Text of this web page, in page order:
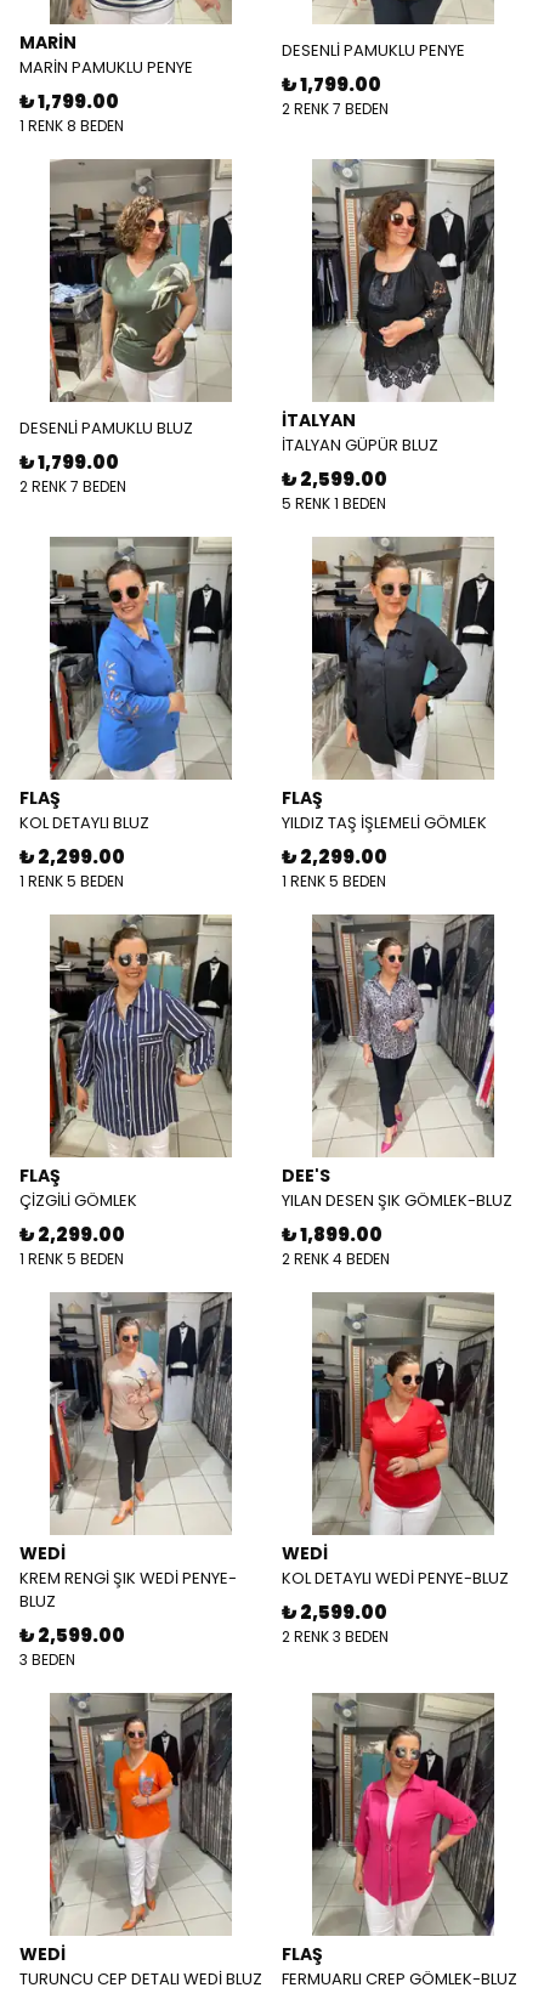
MARİN
MARİN PAMUKLU PENYE
₺ 1,799.00
1 RENK 8 BEDEN
DESENLİ PAMUKLU PENYE
₺ 1,799.00
2 RENK 7 BEDEN
DESENLİ PAMUKLU BLUZ
₺ 1,799.00
2 RENK 7 BEDEN
İTALYAN
İTALYAN GÜPÜR BLUZ
₺ 2,599.00
5 RENK 1 BEDEN
FLAŞ
KOL DETAYLI BLUZ
₺ 2,299.00
1 RENK 5 BEDEN
FLAŞ
YILDIZ TAŞ İŞLEMELİ GÖMLEK
₺ 2,299.00
1 RENK 5 BEDEN
FLAŞ
ÇİZGİLİ GÖMLEK
₺ 2,299.00
1 RENK 5 BEDEN
DEE'S
YILAN DESEN ŞIK GÖMLEK-BLUZ
₺ 1,899.00
2 RENK 4 BEDEN
WEDİ
KREM RENGİ ŞIK WEDİ PENYE-
BLUZ
₺ 2,599.00
3 BEDEN
WEDİ
KOL DETAYLI WEDİ PENYE-BLUZ
₺ 2,599.00
2 RENK 3 BEDEN
WEDİ
TURUNCU CEP DETALI WEDİ BLUZ
FLAŞ
FERMUARLI CREP GÖMLEK-BLUZ